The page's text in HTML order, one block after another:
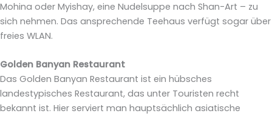
Mohina oder Myishay, eine Nudelsuppe nach Shan-Art – zu
sich nehmen. Das ansprechende Teehaus verfügt sogar über
freies WLAN.
Golden Banyan Restaurant
Das Golden Banyan Restaurant ist ein hübsches
landestypisches Restaurant, das unter Touristen recht
bekannt ist. Hier serviert man hauptsächlich asiatische